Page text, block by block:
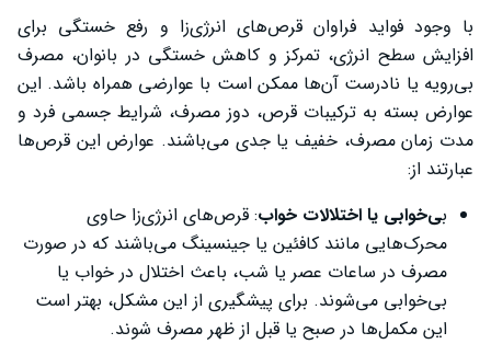
با وجود فواید فراوان قرص‌های انرژی‌زا و رفع خستگی برای
افزایش سطح انرژی، تمرکز و کاهش خستگی در بانوان، مصرف
بی‌رویه یا نادرست آن‌ها ممکن است با عوارضی همراه باشد. این
عوارض بسته به ترکیبات قرص، دوز مصرف، شرایط جسمی فرد و
مدت زمان مصرف، خفیف یا جدی می‌باشند. عوارض این قرص‌ها
عبارتند از:
بی‌خوابی یا اختلالات خواب: قرص‌های انرژی‌زا حاوی
محرک‌هایی مانند کافئین یا جینسینگ می‌باشند که در صورت
مصرف در ساعات عصر یا شب، باعث اختلال در خواب یا
بی‌خوابی می‌شوند. برای پیشگیری از این مشکل، بهتر است
این مکمل‌ها در صبح یا قبل از ظهر مصرف شوند.